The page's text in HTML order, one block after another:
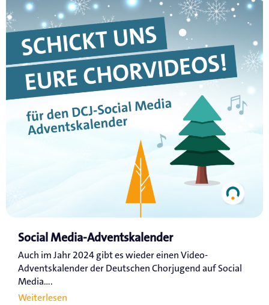
Social Media-Adventskalender
Auch im Jahr 2024 gibt es wieder einen Video-
Adventskalender der Deutschen Chorjugend auf Social
Media....
Weiterlesen